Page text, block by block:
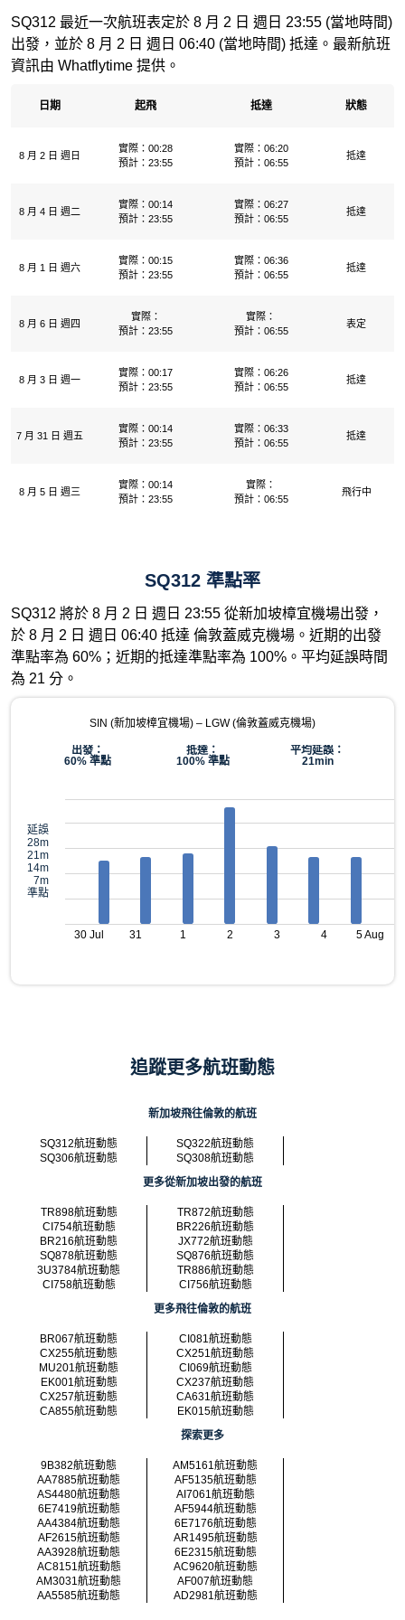
SQ312 最近一次航班表定於 8 月 2 日 週日 23:55 (當地時間)
出發，並於 8 月 2 日 週日 06:40 (當地時間) 抵達。最新航班
資訊由 Whatflytime 提供。
日期 起飛 抵達 狀態
8 月 2 日 週日
實際：00:28
預計：23:55
實際：06:20
預計：06:55
抵達
8 月 4 日 週二
實際：00:14
預計：23:55
實際：06:27
預計：06:55
抵達
8 月 1 日 週六
實際：00:15
預計：23:55
實際：06:36
預計：06:55
抵達
8 月 6 日 週四
實際：
預計：23:55
實際：
預計：06:55
表定
8 月 3 日 週一
實際：00:17
預計：23:55
實際：06:26
預計：06:55
抵達
7 月 31 日 週五
實際：00:14
預計：23:55
實際：06:33
預計：06:55
抵達
8 月 5 日 週三
實際：00:14
預計：23:55
實際：
預計：06:55
飛行中
SQ312 準點率
SQ312 將於 8 月 2 日 週日 23:55 從新加坡樟宜機場出發，
於 8 月 2 日 週日 06:40 抵達 倫敦蓋威克機場。近期的出發
準點率為 60%；近期的抵達準點率為 100%。平均延誤時間
為 21 分。
SIN (新加坡樟宜機場) – LGW (倫敦蓋威克機場)
出發：
60% 準點
抵達：
100% 準點
平均延誤：
21min
延誤
28m
21m
14m
7m
準點
30 Jul 31 1 2 3 4 5 Aug
追蹤更多航班動態
新加坡飛往倫敦的航班
SQ312航班動態
SQ322航班動態
SQ306航班動態
SQ308航班動態
更多從新加坡出發的航班
TR898航班動態
TR872航班動態
CI754航班動態
BR226航班動態
BR216航班動態
JX772航班動態
SQ878航班動態
SQ876航班動態
3U3784航班動態
TR886航班動態
CI758航班動態
CI756航班動態
更多飛往倫敦的航班
BR067航班動態
CI081航班動態
CX255航班動態
CX251航班動態
MU201航班動態
CI069航班動態
EK001航班動態
CX237航班動態
CX257航班動態
CA631航班動態
CA855航班動態
EK015航班動態
探索更多
9B382航班動態
AM5161航班動態
AA7885航班動態
AF5135航班動態
AS4480航班動態
AI7061航班動態
6E7419航班動態
AF5944航班動態
AA4384航班動態
6E7176航班動態
AF2615航班動態
AR1495航班動態
AA3928航班動態
6E2315航班動態
AC8151航班動態
AC9620航班動態
AM3031航班動態
AF007航班動態
AA5585航班動態
AD2981航班動態